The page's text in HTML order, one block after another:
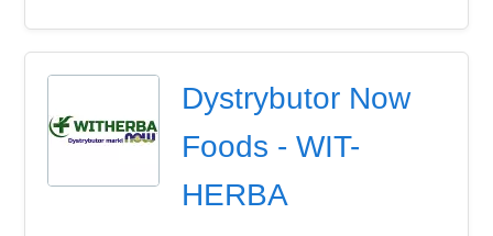
Dystrybutor Now
Foods - WIT-
HERBA